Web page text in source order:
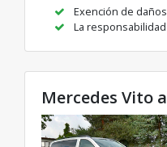
Exención de
La
Mercedes Vito